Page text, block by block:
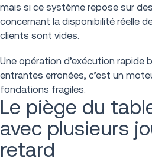
mais si ce système repose sur
concernant la disponibilité réelle
clients sont vides.
Une opération d’exécution rapide
entrantes erronées, c’est un
fondations fragiles.
Le piège du
avec plusieurs
retard